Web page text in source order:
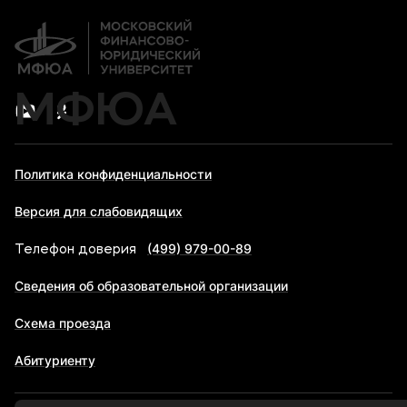
МФЮА
Политика конфиденциальности
Версия для слабовидящих
Телефон доверия (499) 979-00-89
Сведения об образовательной организации
Схема проезда
Абитуриенту